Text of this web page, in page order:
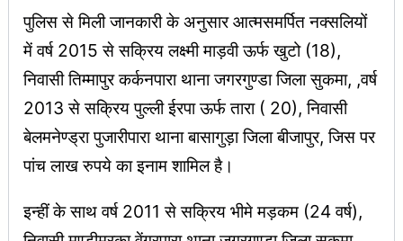
पुलिस से मिली जानकारी के अनुसार आत्मसमर्पित नक्सलियों
में वर्ष 2015 से सक्रिय लक्ष्मी माड़वी ऊर्फ खुटो (18),
निवासी तिम्मापुर कर्कनपारा थाना जगरगुण्डा जिला सुकमा, ,वर्ष
2013 से सक्रिय पुल्ली ईरपा ऊर्फ तारा ( 20), निवासी
बेलमनेण्ड्रा पुजारीपारा थाना बासागुड़ा जिला बीजापुर, जिस पर
पांच लाख रुपये का इनाम शामिल है।
इन्हीं के साथ वर्ष 2011 से सक्रिय भीमे मड़कम (24 वर्ष),